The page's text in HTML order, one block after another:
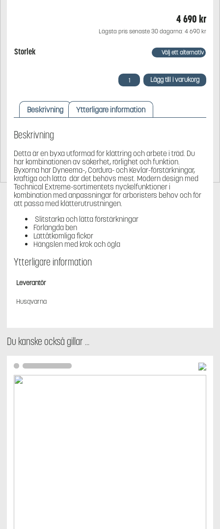
4 690 kr
Lägsta pris senaste 30 dagarna: 4 690 kr
Storlek
Husqvarna
Technical
Arborist
Midjebyxa
Lägg till i varukorg
Beskrivning Ytterligare information
Beskrivning
Detta är en byxa utformad för klättring och arbete i träd. Du
har kombinationen av säkerhet, rörlighet och funktion.
Byxorna har Dyneema-, Cordura- och Kevlar-förstärkningar,
kraftiga och lätta där det behövs mest. Modern design med
Technical Extreme-sortimentets nyckelfunktioner i
kombination med anpassningar för arboristers behov och för
att passa med klätterutrustningen.
Slitstarka och lätta förstärkningar
Förlängda ben
Lättåtkomliga fickor
Hängslen med krok och ögla
Ytterligare information
Leverantör
Husqvarna
Du kanske också gillar …